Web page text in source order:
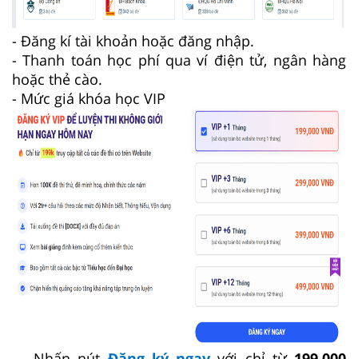
- Đăng kí tài khoản hoặc đăng nhập.
- Thanh toán học phí qua ví điện tử, ngân hàng
hoặc thẻ cào.
- Mức giá khóa học VIP